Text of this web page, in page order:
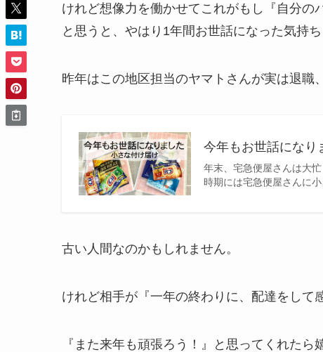
けれど想像力を働かせてこれがもし『自分の
と思うと、やはり1年間お世話になった気持ち
昨年はこの地区担当のヤマトさんが実は退職
今年もお世話になり
年末、宅急便屋さんは大
時期には宅急便屋さんに
古い人間なのかもしれません。
けれど相手が『一年の終わりに、配達をして
『また来年も頑張ろう！』と思ってくれたら